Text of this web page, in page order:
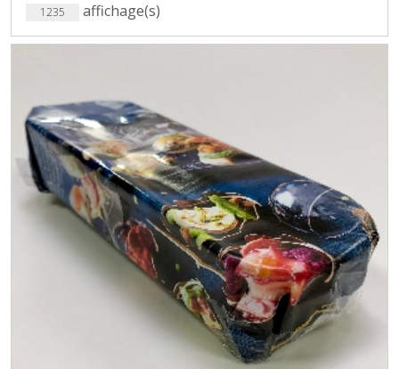
1235 affichage(s)